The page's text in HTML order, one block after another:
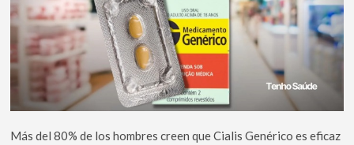
Más del 80% de los hombres creen que Cialis Genérico es eficaz